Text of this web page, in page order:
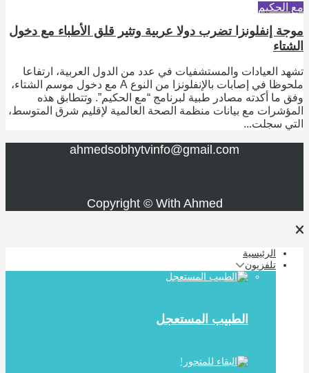
مع الحكيم
موجة إنفلونزا تضرب دولا عربية وتثير قلق الأطباء مع دخول
الشتاء
تشهد العيادات والمستشفيات في عدد من الدول العربية، ارتفاعا
ملحوظا في إصابات بالإنفلونزا من النوع A مع دخول موسم الشتاء،
وفق ما أكدته مصادر طبية لبرنامج “مع الحكيم”. وتتطابق هذه
المؤشرات مع بيانات منظمة الصحة العالمية لإقليم شرق المتوسط،
التي سجلت...
ahmedsobhytvinfo@gmail.com
Copyright © With Ahmed
الرئيسية
تلفزيون
الطبيب المستعجل